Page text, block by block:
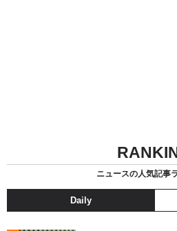
ニュースの人気記事
Daily